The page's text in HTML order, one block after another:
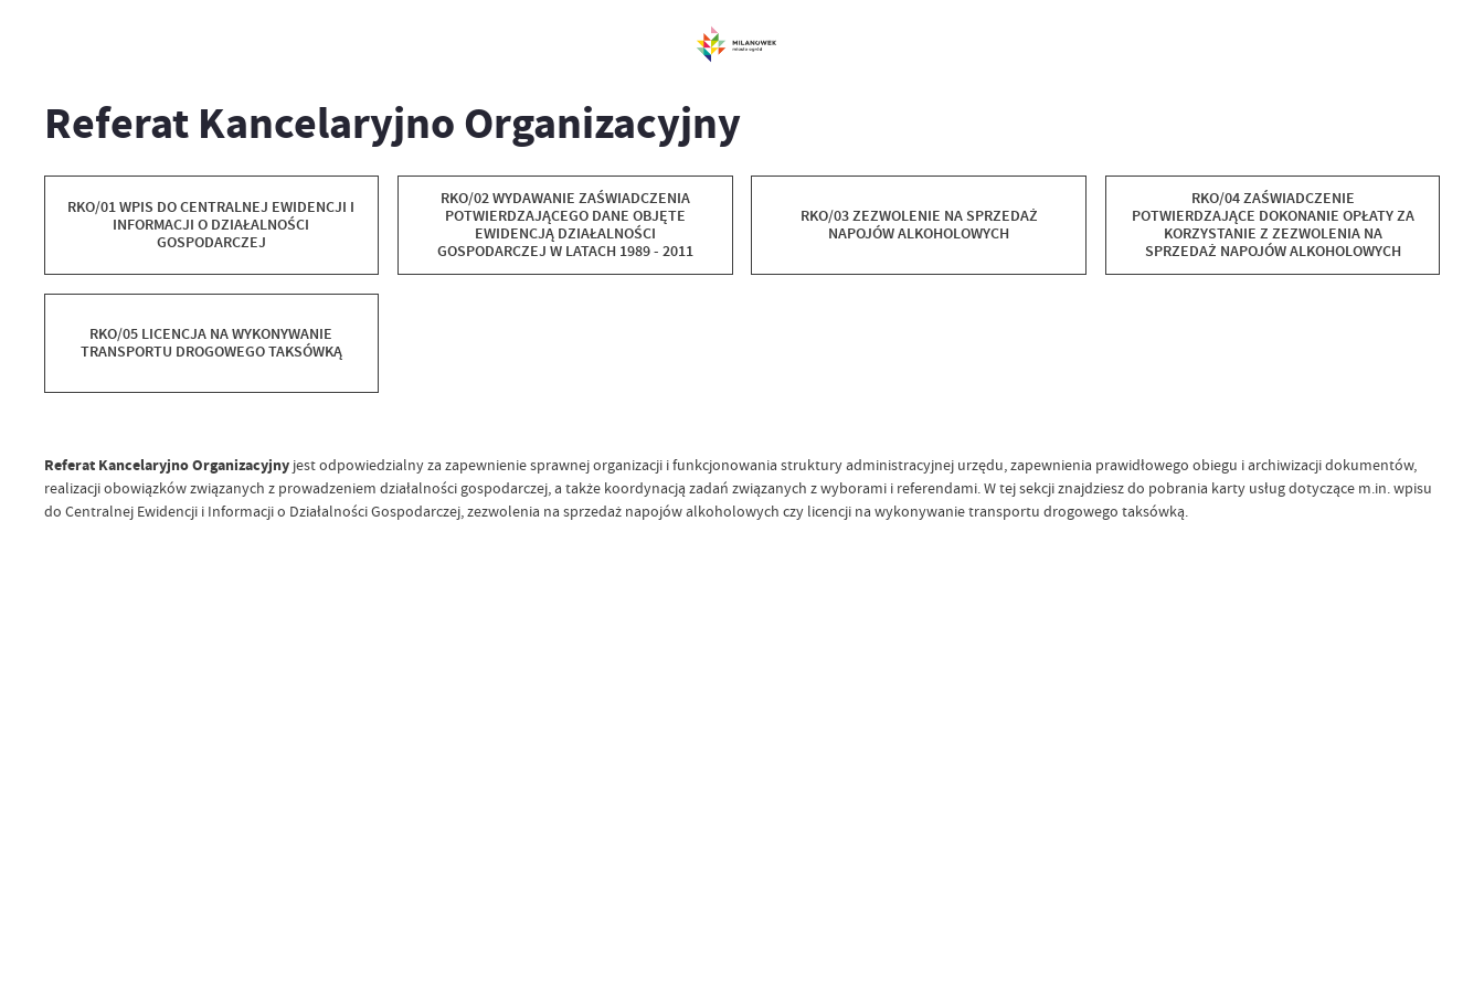
Referat Kancelaryjno Organizacyjny
RKO/01 WPIS DO CENTRALNEJ EWIDENCJI I
INFORMACJI O DZIAŁALNOŚCI
GOSPODARCZEJ
RKO/02 WYDAWANIE ZAŚWIADCZENIA
POTWIERDZAJĄCEGO DANE OBJĘTE
EWIDENCJĄ DZIAŁALNOŚCI
GOSPODARCZEJ W LATACH 1989 - 2011
RKO/03 ZEZWOLENIE NA SPRZEDAŻ
NAPOJÓW ALKOHOLOWYCH
RKO/04 ZAŚWIADCZENIE
POTWIERDZAJĄCE DOKONANIE OPŁATY ZA
KORZYSTANIE Z ZEZWOLENIA NA
SPRZEDAŻ NAPOJÓW ALKOHOLOWYCH
RKO/05 LICENCJA NA WYKONYWANIE
TRANSPORTU DROGOWEGO TAKSÓWKĄ
Referat Kancelaryjno Organizacyjnyjest odpowiedzialny za zapewnienie sprawnej organizacji i funkcjonowania struktury administracyjnej urzędu, zapewnienia prawidłowego obiegu i archiwizacji dokumentów,
realizacji obowiązków związanych z prowadzeniem działalności gospodarczej, a także koordynacją zadań związanych z wyborami i referendami. W tej sekcji znajdziesz do pobrania karty usług dotyczące m.in. wpisu
do Centralnej Ewidencji i Informacji o Działalności Gospodarczej, zezwolenia na sprzedaż napojów alkoholowych czy licencji na wykonywanie transportu drogowego taksówką.